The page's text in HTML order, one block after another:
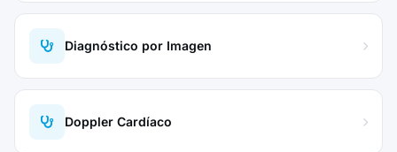
Diagnóstico por Imagen
Doppler Cardíaco